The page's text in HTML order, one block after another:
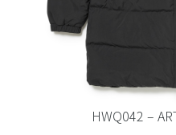
HWQ042 –